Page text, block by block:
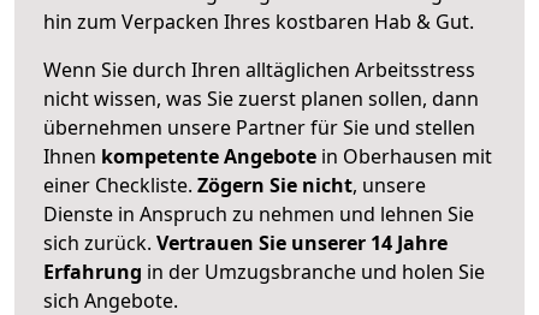
hin zum Verpacken Ihres kostbaren Hab & Gut.
Wenn Sie durch Ihren alltäglichen Arbeitsstress
nicht wissen, was Sie zuerst planen sollen, dann
übernehmen unsere Partner für Sie und stellen
Ihnen kompetente Angebote in Oberhausen mit
einer Checkliste. Zögern Sie nicht, unsere
Dienste in Anspruch zu nehmen und lehnen Sie
sich zurück. Vertrauen Sie unserer 14 Jahre
Erfahrung in der Umzugsbranche und holen Sie
sich Angebote.